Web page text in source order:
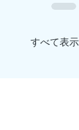
すべて表示